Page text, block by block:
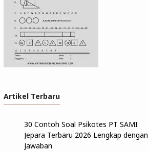
Artikel Terbaru
30 Contoh Soal Psikotes PT SAMI
Jepara Terbaru 2026 Lengkap dengan
Jawaban